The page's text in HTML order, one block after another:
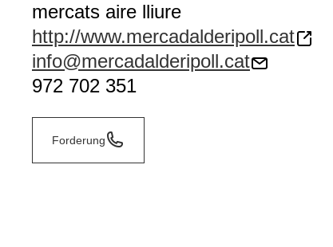
mercats aire lliure
http://www.mercadalderipoll.cat
info@mercadalderipoll.cat
972 702 351
Forderung